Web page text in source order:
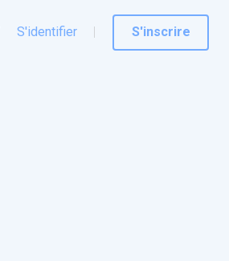
S'identifier S'inscrire